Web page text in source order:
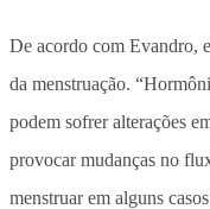
De acordo com Evandro,
da menstruação.
podem sofrer alterações
provocar mudanças no
menstruar em alguns